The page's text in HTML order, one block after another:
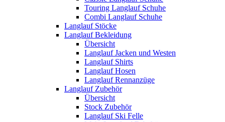
Touring Langlauf Schuhe
Combi Langlauf Schuhe
Langlauf Stöcke
Langlauf Bekleidung
Übersicht
Langlauf Jacken und Westen
Langlauf Shirts
Langlauf Hosen
Langlauf Rennanzüge
Langlauf Zubehör
Übersicht
Stock Zubehör
Langlauf Ski Felle